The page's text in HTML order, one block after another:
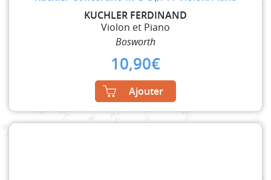
KUCHLER FERDINAND
Violon et Piano
Bosworth
10,90€
Ajouter